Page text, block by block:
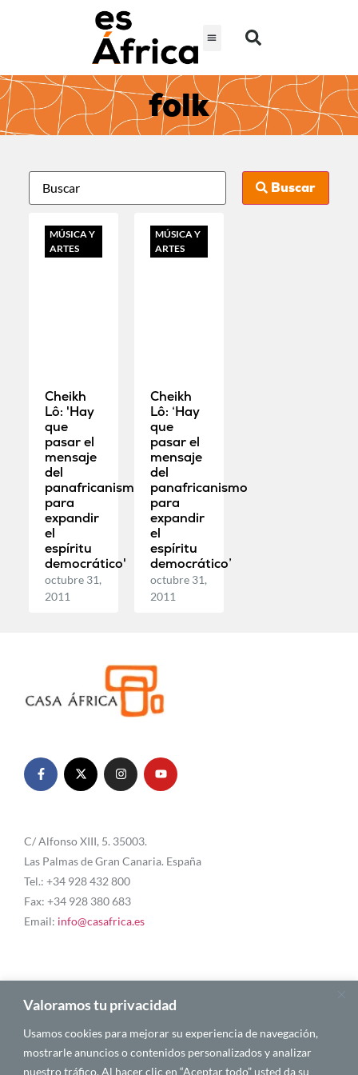
Valoramos tu privacidad
Usamos cookies para mejorar su experiencia de navegación,
mostrarle anuncios o contenidos personalizados y analizar
nuestro tráfico. Al hacer clic en “Aceptar todo” usted da su
folk
Buscar
MÚSICA Y
ARTES
Cheikh
Lô: 'Hay
que
pasar el
mensaje
del
panafricanismo
para
expandir
el
espíritu
democrático'
octubre 31,
2011
MÚSICA Y
ARTES
Cheikh
Lô: ‘Hay
que
pasar el
mensaje
del
panafricanismo
para
expandir
el
espíritu
democrático’
octubre 31,
2011
C/ Alfonso XIII, 5. 35003.
Las Palmas de Gran Canaria. España
Tel.: +34 928 432 800
Fax: +34 928 380 683
Email: info@casafrica.es
Blog
Quiénes somos